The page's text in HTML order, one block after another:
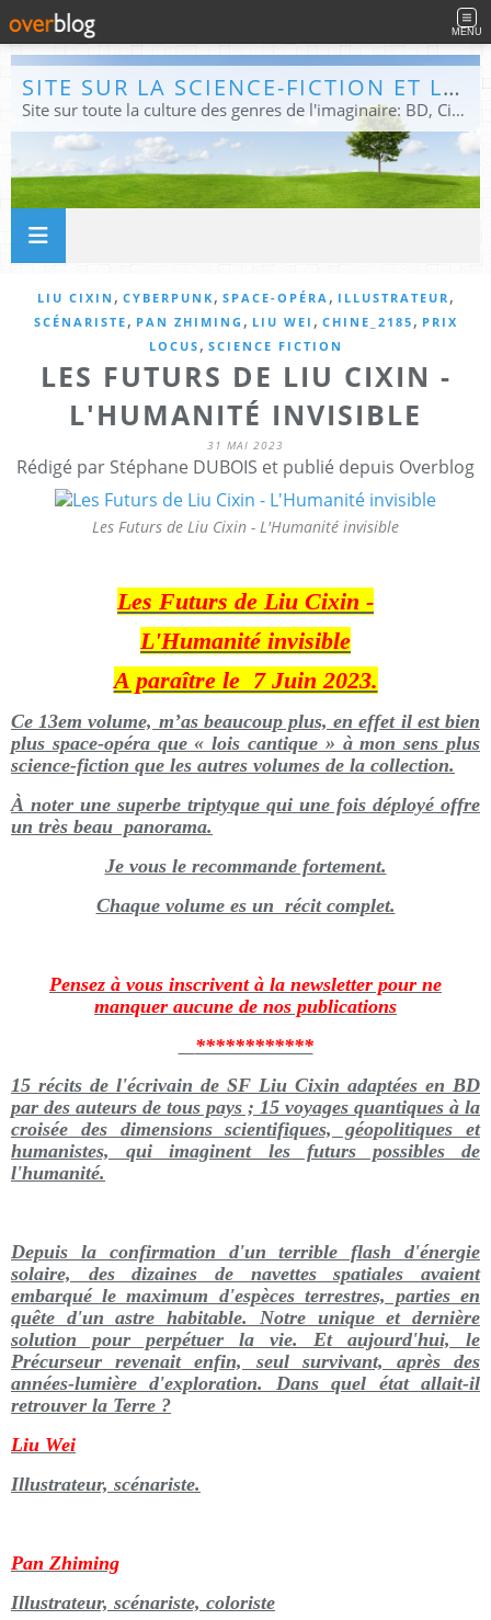
MENU
SITE SUR LA SCIENCE-FICTION ET LE FANTASTIQUE
Site sur toute la culture des genres de l'imaginaire: BD, Cinéma, Livre, Jeux, Théâtre. Présent dans les principaux festivals de film fantastique e de science-fiction, salons et conventions.
LIU CIXIN , CYBERPUNK , SPACE-OPÉRA , ILLUSTRATEUR ,
SCÉNARISTE , PAN ZHIMING , LIU WEI , CHINE_2185 , PRIX
LOCUS , SCIENCE FICTION
LES FUTURS DE LIU CIXIN -
L'HUMANITÉ INVISIBLE
31 MAI 2023
Rédigé par Stéphane DUBOIS et publié depuis Overblog
Les Futurs de Liu Cixin - L'Humanité invisible
Les Futurs de Liu Cixin -
L'Humanité invisible
A paraître le 7 Juin 2023.
Ce 13em volume, m’as beaucoup plus, en effet il est bien
plus space-opéra que « lois cantique » à mon sens plus
science-fiction que les autres volumes de la collection.
À noter une superbe triptyque qui une fois déployé offre
un très beau panorama.
Je vous le recommande fortement.
Chaque volume es un récit complet.
Pensez à vous inscrivent à la newsletter pour ne
manquer aucune de nos publications
************
15 récits de l'écrivain de SF Liu Cixin adaptées en BD
par des auteurs de tous pays ; 15 voyages quantiques à la
croisée des dimensions scientifiques, géopolitiques et
humanistes, qui imaginent les futurs possibles de
l'humanité.
Depuis la confirmation d'un terrible flash d'énergie
solaire, des dizaines de navettes spatiales avaient
embarqué le maximum d'espèces terrestres, parties en
quête d'un astre habitable. Notre unique et dernière
solution pour perpétuer la vie. Et aujourd'hui, le
Précurseur revenait enfin, seul survivant, après des
années-lumière d'exploration. Dans quel état allait-il
retrouver la Terre ?
Liu Wei
Illustrateur, scénariste.
Pan Zhiming
Illustrateur, scénariste, coloriste